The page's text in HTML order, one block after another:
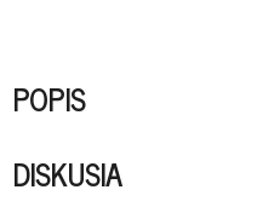
POPIS
DISKUSIA